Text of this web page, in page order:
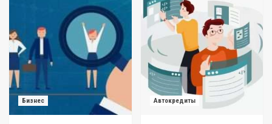
3
Бизнес
Тайные сигналы ненадежного зарубежного
партнера
Автокредиты
Бизнес Автокредиты